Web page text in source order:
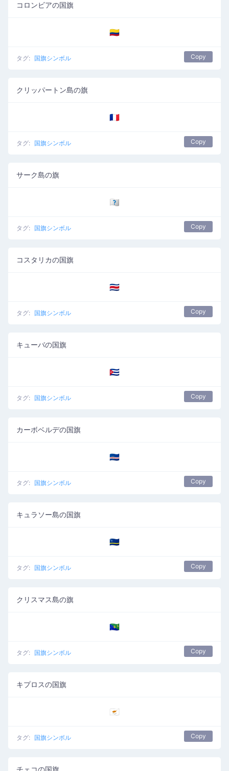
コロンビアの国旗
🇨🇴
タグ: 国旗シンボル Copy
クリッパートン島の旗
🇨🇵
タグ: 国旗シンボル Copy
サーク島の旗
🇨🇶
タグ: 国旗シンボル Copy
コスタリカの国旗
🇨🇷
タグ: 国旗シンボル Copy
キューバの国旗
🇨🇺
タグ: 国旗シンボル Copy
カーボベルデの国旗
🇨🇻
タグ: 国旗シンボル Copy
キュラソー島の国旗
🇨🇼
タグ: 国旗シンボル Copy
クリスマス島の旗
🇨🇽
タグ: 国旗シンボル Copy
キプロスの国旗
🇨🇾
タグ: 国旗シンボル Copy
チェコの国旗